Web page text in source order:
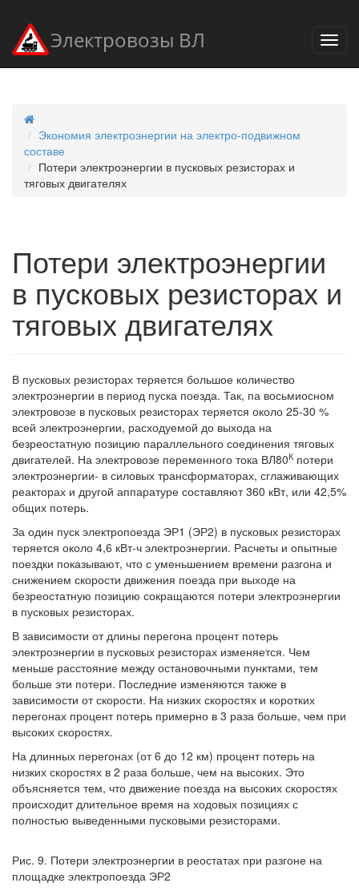
Электровозы ВЛ
Экономия электроэнергии на электро-подвижном
составе
Потери электроэнергии в пусковых резисторах и
тяговых двигателях
Потери электроэнергии
в пусковых резисторах и
тяговых двигателях
В пусковых резисторах теряется большое количество
электроэнергии в период пуска поезда. Так, па восьмиосном
электровозе в пусковых резисторах теряется около 25-30 %
всей электроэнергии, расходуемой до выхода на
безреостатную позицию параллельного соединения тяговых
двигателей. На электровозе переменного тока ВЛ80К потери
электроэнергии- в силовых трансформаторах, сглаживающих
реакторах и другой аппаратуре составляют 360 кВт, или 42,5%
общих потерь.
За один пуск электропоезда ЭР1 (ЭР2) в пусковых резисторах
теряется около 4,6 кВт-ч электроэнергии. Расчеты и опытные
поездки показывают, что с уменьшением времени разгона и
снижением скорости движения поезда при выходе на
безреостатную позицию сокращаются потери электроэнергии
в пусковых резисторах.
В зависимости от длины перегона процент потерь
электроэнергии в пусковых резисторах изменяется. Чем
меньше расстояние между остановочными пунктами, тем
больше эти потери. Последние изменяются также в
зависимости от скорости. На низких скоростях и коротких
перегонах процент потерь примерно в 3 раза больше, чем при
высоких скоростях.
На длинных перегонах (от 6 до 12 км) процент потерь на
низких скоростях в 2 раза больше, чем на высоких. Это
объясняется тем, что движение поезда на высоких скоростях
происходит длительное время на ходовых позициях с
полностью выведенными пусковыми резисторами.
Рис. 9. Потери электроэнергии в реостатах при разгоне на
площадке электропоезда ЭР2